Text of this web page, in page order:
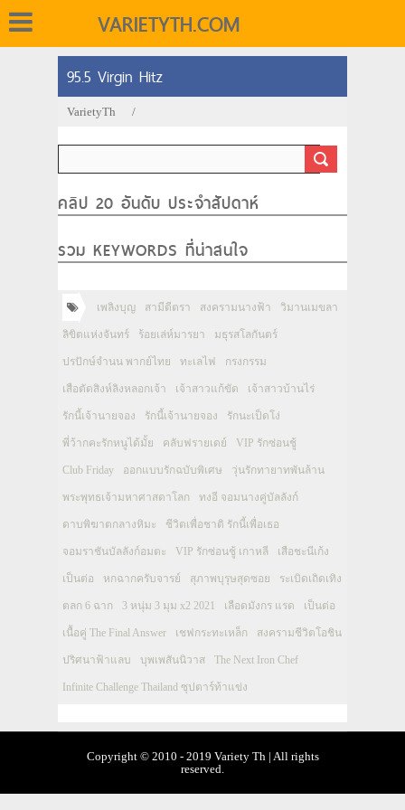
VARIETYTH.COM
95.5 Virgin Hitz
VarietyTh /
คลิป 20 อันดับ ประจำสัปดาห์
รวม KEYWORDS ที่น่าสนใจ
เพลิงบุญ สามีตีตรา สงครามนางฟ้า วิมานเมขลา
ลิขิตแห่งจันทร์ ร้อยเล่ห์มารยา มธุรสโลกันตร์
ปรปักษ์จำนน พากย์ไทย ทะเลไฟ กรงกรรม
เสือตัดสิงห์ลิงหลอกเจ้า เจ้าสาวแก้ขัด เจ้าสาวบ้านไร่
รักนี้เจ้านายจอง รักนี้เจ้านายจอง รักนะเป็ดโง่
พี่ว้ากคะรักหนูได้มั้ย คลับฟรายเดย์ VIP รักซ่อนชู้
Club Friday ออกแบบรักฉบับพิเศษ วุ่นรักทายาทพันล้าน
พระพุทธเจ้ามหาศาสดาโลก ทงอี จอมนางคู่บัลลังก์
ดาบพิฆาตกลางหิมะ ชีวิตเพื่อชาติ รักนี้เพื่อเธอ
จอมราชันบัลลังก์อมตะ VIP รักซ่อนชู้ เกาหลี เสือชะนีเก้ง
เป็นต่อ หกฉากครับจารย์ สุภาพบุรุษสุดซอย ระเบิดเถิดเทิง
ตลก 6 ฉาก 3 หนุ่ม 3 มุม x2 2021 เลือดมังกร แรด เป็นต่อ
เนื้อคู่ The Final Answer เชฟกระทะเหล็ก สงครามชีวิตโอชิน
ปริศนาฟ้าแลบ บุพเพสันนิวาส The Next Iron Chef
Infinite Challenge Thailand ซุปตาร์ท้าแข่ง
Copyright © 2010 - 2019 Variety Th | All rights
reserved.